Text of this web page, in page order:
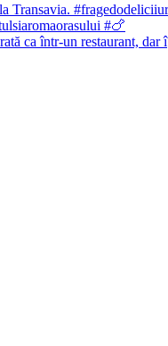
ca într-un restaurant, dar î